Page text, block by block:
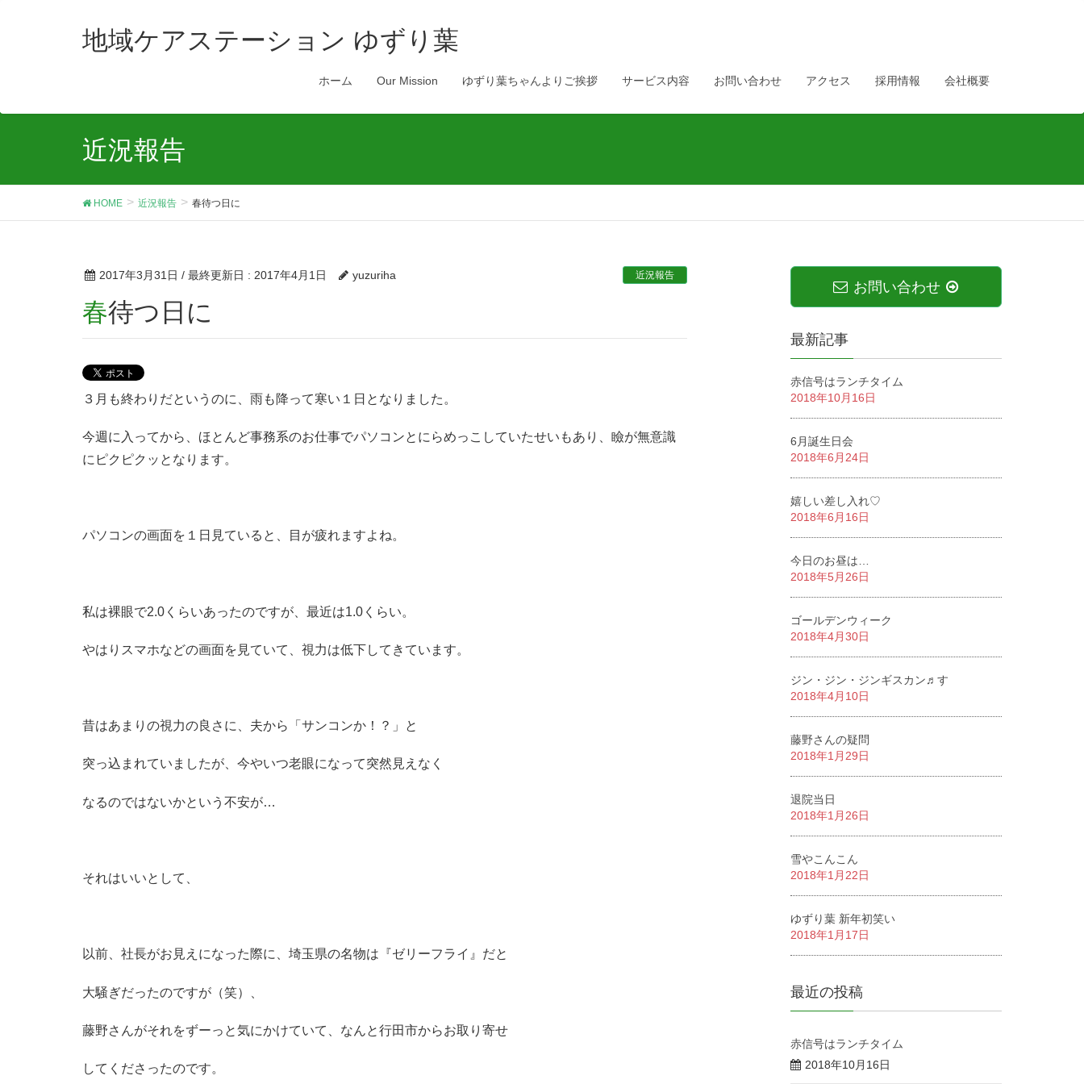
地域ケアステーション ゆずり葉
ホーム Our Mission ゆずり葉ちゃんよりご挨拶 サービス内容 お問い合わせ アクセス 採用情報 会社概要
近況報告
HOME 近況報告 春待つ日に
2017年3月31日 / 最終更新日 : 2017年4月1日 yuzuriha 近況報告
春待つ日に
３月も終わりだというのに、雨も降って寒い１日となりました。
今週に入ってから、ほとんど事務系のお仕事でパソコンとにらめっこしていたせいもあり、瞼が無意識
にピクピクッとなります。
パソコンの画面を１日見ていると、目が疲れますよね。
私は裸眼で2.0くらいあったのですが、最近は1.0くらい。
やはりスマホなどの画面を見ていて、視力は低下してきています。
昔はあまりの視力の良さに、夫から「サンコンか！？」と
突っ込まれていましたが、今やいつ老眼になって突然見えなく
なるのではないかという不安が…
それはいいとして、
以前、社長がお見えになった際に、埼玉県の名物は『ゼリーフライ』だと
大騒ぎだったのですが（笑）、
藤野さんがそれをずーっと気にかけていて、なんと行田市からお取り寄せ
してくださったのです。
お問い合わせ
最新記事
赤信号はランチタイム
2018年10月16日
6月誕生日会
2018年6月24日
嬉しい差し入れ♡
2018年6月16日
今日のお昼は…
2018年5月26日
ゴールデンウィーク
2018年4月30日
ジン・ジン・ジンギスカン♬す
2018年4月10日
藤野さんの疑問
2018年1月29日
退院当日
2018年1月26日
雪やこんこん
2018年1月22日
ゆずり葉 新年初笑い
2018年1月17日
最近の投稿
赤信号はランチタイム
2018年10月16日